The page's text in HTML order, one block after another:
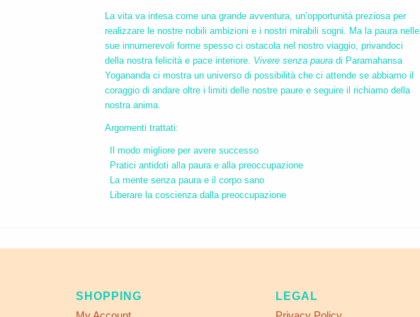
La vita va intesa come una grande avventura, un’opportunità preziosa per
realizzare le nostre nobili ambizioni e i nostri mirabili sogni. Ma la paura nelle
sue innumerevoli forme spesso ci ostacola nel nostro viaggio, privandoci
della nostra felicità e pace interiore. Vivere senza paura di Paramahansa
Yogananda ci mostra un universo di possibilità che ci attende se abbiamo il
coraggio di andare oltre i limiti delle nostre paure e seguire il richiamo della
nostra anima.
Argomenti trattati:
Il modo migliore per avere successo
Pratici antidoti alla paura e alla preoccupazione
La mente senza paura e il corpo sano
Liberare la coscienza dalla preoccupazione
SHOPPING
LEGAL